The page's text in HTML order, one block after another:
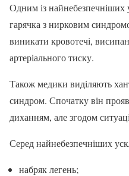
Одним із найнебезпечніших
гарячка з нирковим
виникати кровотечі,
артеріального тиску.
Також медики виділяють
синдром. Спочатку він
диханням, але згодом
Серед найнебезпечніших
набряк легень;